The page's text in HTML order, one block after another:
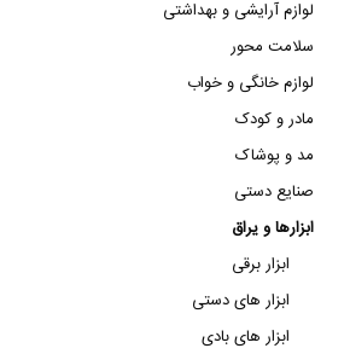
لوازم آرایشی و بهداشتی
سلامت محور
لوازم خانگی و خواب
مادر و کودک
مد و پوشاک
صنایع دستی
ابزارها و یراق
ابزار برقی
ابزار های دستی
ابزار های بادی